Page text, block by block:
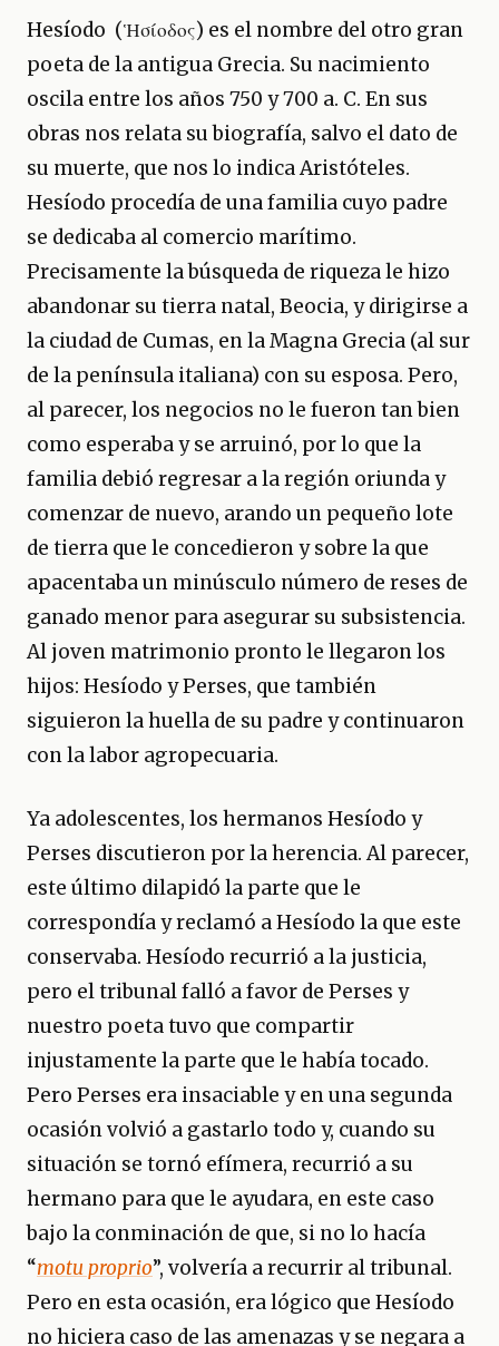
Hesíodo (Ἡσίοδος) es el nombre del otro gran
poeta de la antigua Grecia. Su nacimiento
oscila entre los años 750 y 700 a. C. En sus
obras nos relata su biografía, salvo el dato de
su muerte, que nos lo indica Aristóteles.
Hesíodo procedía de una familia cuyo padre
se dedicaba al comercio marítimo.
Precisamente la búsqueda de riqueza le hizo
abandonar su tierra natal, Beocia, y dirigirse a
la ciudad de Cumas, en la Magna Grecia (al sur
de la península italiana) con su esposa. Pero,
al parecer, los negocios no le fueron tan bien
como esperaba y se arruinó, por lo que la
familia debió regresar a la región oriunda y
comenzar de nuevo, arando un pequeño lote
de tierra que le concedieron y sobre la que
apacentaba un minúsculo número de reses de
ganado menor para asegurar su subsistencia.
Al joven matrimonio pronto le llegaron los
hijos: Hesíodo y Perses, que también
siguieron la huella de su padre y continuaron
con la labor agropecuaria.
Ya adolescentes, los hermanos Hesíodo y
Perses discutieron por la herencia. Al parecer,
este último dilapidó la parte que le
correspondía y reclamó a Hesíodo la que este
conservaba. Hesíodo recurrió a la justicia,
pero el tribunal falló a favor de Perses y
nuestro poeta tuvo que compartir
injustamente la parte que le había tocado.
Pero Perses era insaciable y en una segunda
ocasión volvió a gastarlo todo y, cuando su
situación se tornó efímera, recurrió a su
hermano para que le ayudara, en este caso
bajo la conminación de que, si no lo hacía
“motu proprio”, volvería a recurrir al tribunal.
Pero en esta ocasión, era lógico que Hesíodo
no hiciera caso de las amenazas y se negara a